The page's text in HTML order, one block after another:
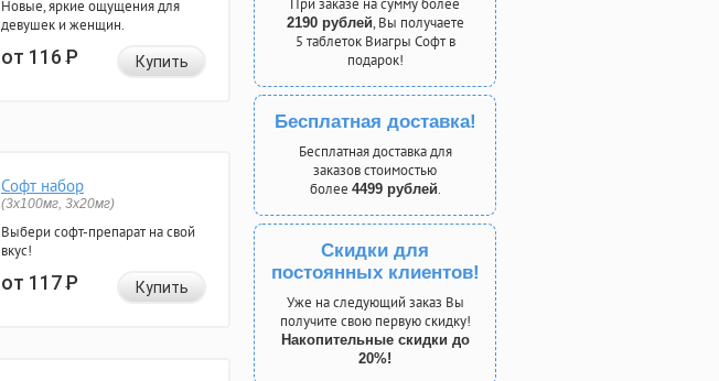
Новые, яркие ощущения для
девушек и женщин.
от 116Р Купить
Софт набор
(3x100мг, 3x20мг)
Выбери софт-препарат на свой
вкус!
от 117Р Купить
При заказе на сумму более
2190 рублей, Вы получаете
5 таблеток Виагры Софт в
подарок!
Бесплатная доставка!
Бесплатная доставка для
заказов стоимостью
более 4499 рублей.
Скидки для
постоянных клиентов!
Уже на следующий заказ Вы
получите свою первую скидку!
Накопительные скидки до
20%!